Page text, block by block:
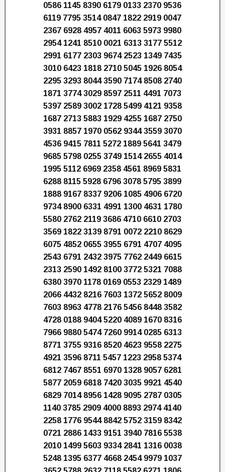
0586 1145 8390 6179 0133 2370 9536
6119 7795 3514 0847 1822 2919 0047
2367 6928 4957 4011 6063 5973 9980
2954 1241 8510 0021 6313 3177 5512
2991 6177 2303 9674 2523 1349 7435
3010 6423 1818 2710 5045 1926 8054
2295 3293 8044 3590 7174 8508 2740
1871 3774 3029 8597 2511 4491 7073
5397 2589 3002 1728 5499 4121 9358
1687 2713 5883 1929 4255 1687 2750
3931 8857 1970 0562 9344 3559 3070
4536 9415 7811 5272 1889 5641 3479
9685 5798 0255 3749 1514 2655 4014
1995 5112 6969 2358 4561 8969 5831
6288 8115 5928 6796 3078 5795 3899
1888 9167 8337 9206 1085 4906 6720
9734 8900 6331 4991 1300 4631 1780
5580 2762 2119 3686 4710 6610 2703
3569 1822 3139 8791 0072 2210 8629
6075 4852 0655 3955 6791 4707 4095
2543 6791 2432 3975 7762 2449 6615
2313 2590 1492 8100 3772 5321 7088
6380 3970 1178 0169 0553 2329 1489
2066 4432 8216 7603 1372 5652 8009
7603 8963 4778 2176 5456 8448 3582
4728 0188 9404 5220 4089 1670 8316
7966 9880 5474 7260 9914 0285 6313
8771 3755 9316 8520 4623 9558 2275
4921 3596 8711 5457 1223 2958 5374
6812 7467 8551 6970 1328 9057 6281
5877 2059 6818 7420 3035 9921 4540
6829 7014 8956 1428 9095 2787 0305
1140 3785 2909 4000 8893 2974 4140
2258 1776 9544 8842 5752 3159 8342
0721 2886 1433 9151 3940 7816 5538
2010 1499 5603 9334 2841 1316 0038
5248 1395 6377 4668 2454 9979 1037